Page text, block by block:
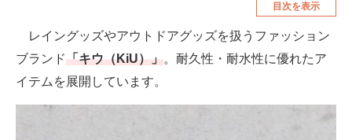
釣り具・釣り用品 食品・飲料・お酒
メディア
目次を表示
レイングッズやアウトドアグッズを扱うファッション
ブランド「キウ（KiU）」。耐久性・耐水性に優れたア
イテムを展開しています。